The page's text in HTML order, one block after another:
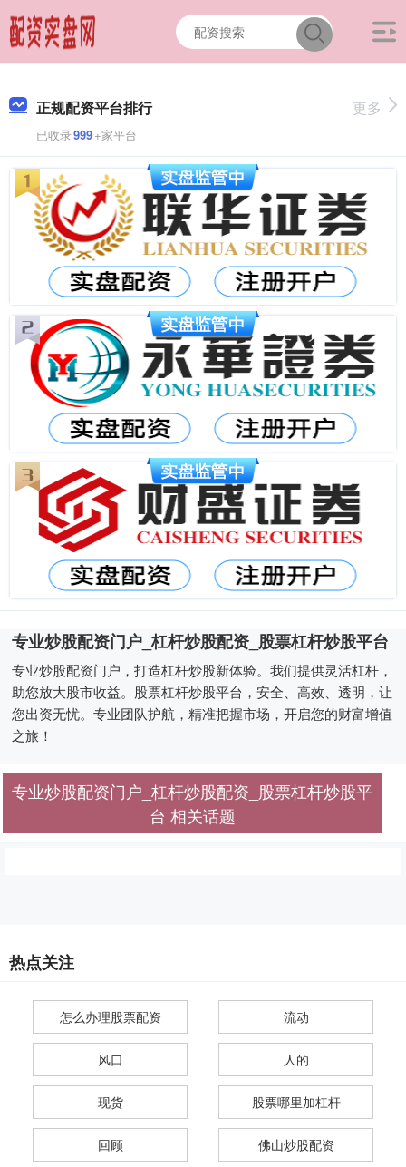
正规配资平台排行
已收录999+家平台
更多
专业炒股配资门户_杠杆炒股配资_股票杠杆炒股平台
专业炒股配资门户，打造杠杆炒股新体验。我们提供灵活杠杆，
助您放大股市收益。股票杠杆炒股平台，安全、高效、透明，让
您出资无忧。专业团队护航，精准把握市场，开启您的财富增值
之旅！
专业炒股配资门户_杠杆炒股配资_股票杠杆炒股平
台 相关话题
热点关注
怎么办理股票配资 流动
风口 人的
现货 股票哪里加杠杆
回顾 佛山炒股配资